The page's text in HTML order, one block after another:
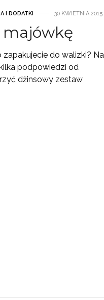
I DODATKI 30 KWIETNIA 2015
majówkę
zapakujecie do walizki? Na
podpowiedzi od
dżinsowy zestaw